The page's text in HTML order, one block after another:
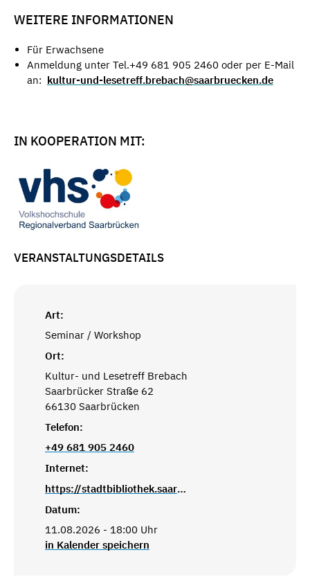
WEITERE INFORMATIONEN
Für Erwachsene
Anmeldung unter Tel.+49 681 905 2460 oder per E-Mail
an: kultur-und-lesetreff.brebach@saarbruecken.de
IN KOOPERATION MIT:
VERANSTALTUNGSDETAILS
Art:
Seminar / Workshop
Ort:
Kultur- und Lesetreff Brebach
Saarbrücker Straße 62
66130 Saarbrücken
Telefon:
+49 681 905 2460
Internet:
https://stadtbibliothek.saarbruecken.de/standorte/kultur_und_lesetreffs/kultur_und_lesetreff_brebach
Datum:
11.08.2026 - 18:00 Uhr
in Kalender speichern